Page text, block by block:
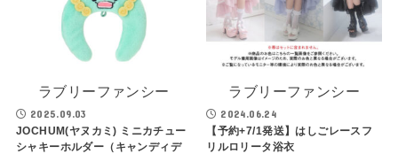
ラブリーファンシー
2025.09.03
JOCHUM(ヤヌカミ) ミニカチュー
シャキーホルダー（キャンディデ
ラブリーファンシー
2024.06.24
【予約+7/1発送】はしごレースフ
リルロリータ浴衣